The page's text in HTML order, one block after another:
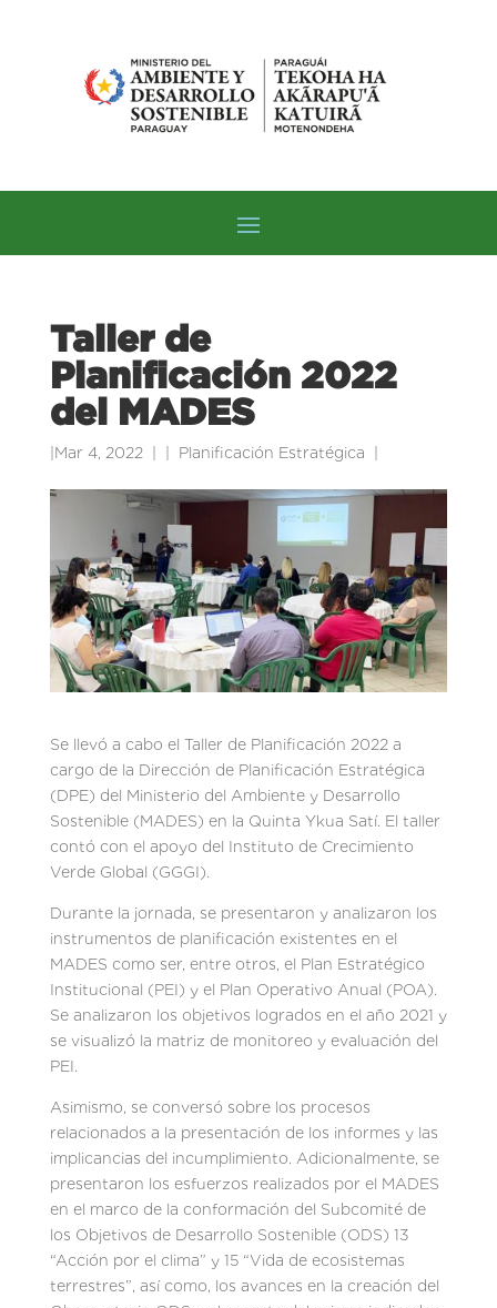
Taller de
Planificación 2022
del MADES
Mar 4, 2022 Planificación Estratégica
Se llevó a cabo el Taller de Planificación 2022 a
cargo de la Dirección de Planificación Estratégica
(DPE) del Ministerio del Ambiente y Desarrollo
Sostenible (MADES) en la Quinta Ykua Satí. El taller
contó con el apoyo del Instituto de Crecimiento
Verde Global (GGGI).
Durante la jornada, se presentaron y analizaron los
instrumentos de planificación existentes en el
MADES como ser, entre otros, el Plan Estratégico
Institucional (PEI) y el Plan Operativo Anual (POA).
Se analizaron los objetivos logrados en el año 2021 y
se visualizó la matriz de monitoreo y evaluación del
PEI.
Asimismo, se conversó sobre los procesos
relacionados a la presentación de los informes y las
implicancias del incumplimiento. Adicionalmente, se
presentaron los esfuerzos realizados por el MADES
en el marco de la conformación del Subcomité de
los Objetivos de Desarrollo Sostenible (ODS) 13
“Acción por el clima” y 15 “Vida de ecosistemas
terrestres”, así como, los avances en la creación del